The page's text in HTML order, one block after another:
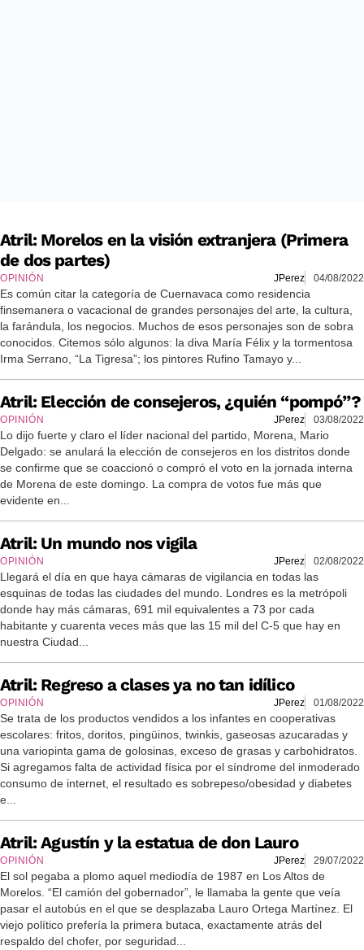
Atril: Morelos en la visión extranjera (Primera
de dos partes)
OPINIÓN JPerez 04/08/2022
Es común citar la categoría de Cuernavaca como residencia
finsemanera o vacacional de grandes personajes del arte, la cultura,
la farándula, los negocios. Muchos de esos personajes son de sobra
conocidos. Citemos sólo algunos: la diva María Félix y la tormentosa
Irma Serrano, “La Tigresa”; los pintores Rufino Tamayo y...
Atril: Elección de consejeros, ¿quién “pompó”?
OPINIÓN JPerez 03/08/2022
Lo dijo fuerte y claro el líder nacional del partido, Morena, Mario
Delgado: se anulará la elección de consejeros en los distritos donde
se confirme que se coaccionó o compró el voto en la jornada interna
de Morena de este domingo. La compra de votos fue más que
evidente en...
Atril: Un mundo nos vigila
OPINIÓN JPerez 02/08/2022
Llegará el día en que haya cámaras de vigilancia en todas las
esquinas de todas las ciudades del mundo. Londres es la metrópoli
donde hay más cámaras, 691 mil equivalentes a 73 por cada
habitante y cuarenta veces más que las 15 mil del C-5 que hay en
nuestra Ciudad...
Atril: Regreso a clases ya no tan idílico
OPINIÓN JPerez 01/08/2022
Se trata de los productos vendidos a los infantes en cooperativas
escolares: fritos, doritos, pingüinos, twinkis, gaseosas azucaradas y
una variopinta gama de golosinas, exceso de grasas y carbohidratos.
Si agregamos falta de actividad física por el síndrome del inmoderado
consumo de internet, el resultado es sobrepeso/obesidad y diabetes
e...
Atril: Agustín y la estatua de don Lauro
OPINIÓN JPerez 29/07/2022
El sol pegaba a plomo aquel mediodía de 1987 en Los Altos de
Morelos. “El camión del gobernador”, le llamaba la gente que veía
pasar el autobús en el que se desplazaba Lauro Ortega Martínez. El
viejo político prefería la primera butaca, exactamente atrás del
respaldo del chofer, por seguridad...